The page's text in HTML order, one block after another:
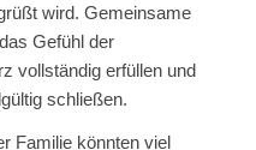
wird. Gemeinsame
Gefühl der
vollständig erfüllen und
schließen.
Familie könnten viel